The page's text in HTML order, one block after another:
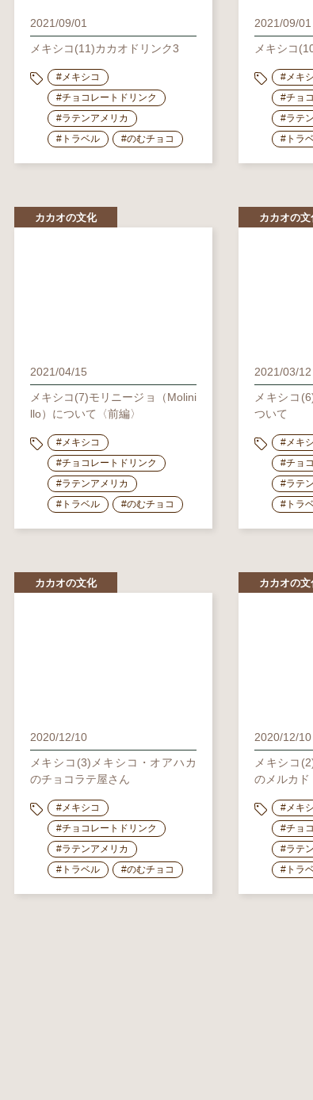
2021/09/01
メキシコ(11)カカオドリンク3
#メキシコ
#チョコレートドリンク
#ラテンアメリカ
#トラベル
#のむチョコ
2021/09/01
メキシコ
#メキ
#チョ
#ラテ
#トラ
カカオの文化
2021/04/15
メキシコ(7)モリニージョ（Molini
llo）について〈前編〉
#メキシコ
#チョコレートドリンク
#ラテンアメリカ
#トラベル
#のむチョコ
カカオの文
2021/03/12
メキシコ
ついて
#メキ
#チョ
#ラテ
#トラ
カカオの文化
2020/12/10
メキシコ(3)メキシコ・オアハカ
のチョコラテ屋さん
#メキシコ
#チョコレートドリンク
#ラテンアメリカ
#トラベル
#のむチョコ
カカオの文
2020/12/10
メキシコ
のメルカド
#メキ
#チョ
#ラテ
#トラ